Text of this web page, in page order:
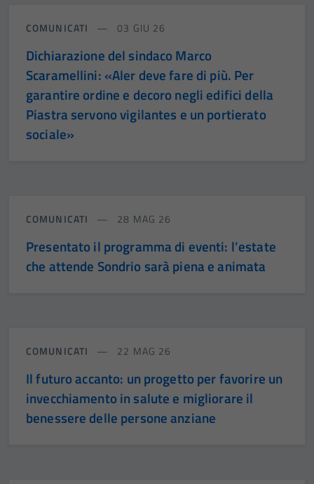
COMUNICATI 03 GIU 26
Dichiarazione del sindaco Marco
Scaramellini: «Aler deve fare di più. Per
garantire ordine e decoro negli edifici della
Piastra servono vigilantes e un portierato
sociale»
COMUNICATI 28 MAG 26
Presentato il programma di eventi: l’estate
che attende Sondrio sarà piena e animata
COMUNICATI 22 MAG 26
Il futuro accanto: un progetto per favorire un
invecchiamento in salute e migliorare il
benessere delle persone anziane